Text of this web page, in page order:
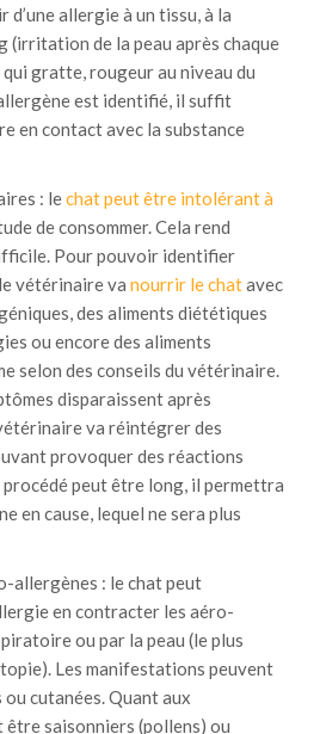
d’une allergie à un tissu, à la
(irritation de la peau après chaque
gratte, rougeur au niveau du
est identifié, il suffit
en contact avec la substance
: lechat peut être intolérant à
de consommer. Cela rend
Pour pouvoir identifier
vétérinaire va nourrir le chatavec
des aliments diététiques
ou encore des aliments
selon des conseils du vétérinaire.
disparaissent après
va réintégrer des
provoquer des réactions
peut être long, il permettra
en cause, lequel ne sera plus
allergènes : le chat peut
en contracter les aéro-
ou par la peau (le plus
Les manifestations peuvent
cutanées. Quant aux
être saisonniers (pollens) ou